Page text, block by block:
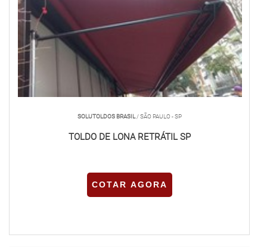
SOLUTOLDOS BRASIL/ SÃO PAULO - SP
TOLDO DE LONA RETRÁTIL SP
COTAR AGORA